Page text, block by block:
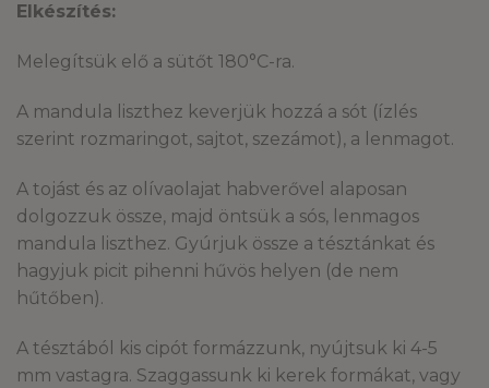
Elkészítés:
Melegítsük elő a sütőt 180°C-ra.
A mandula liszthez keverjük hozzá a sót (ízlés
szerint rozmaringot, sajtot, szezámot), a lenmagot.
A tojást és az olívaolajat habverővel alaposan
dolgozzuk össze, majd öntsük a sós, lenmagos
mandula liszthez. Gyúrjuk össze a tésztánkat és
hagyjuk picit pihenni hűvös helyen (de nem
hűtőben).
A tésztából kis cipót formázzunk, nyújtsuk ki 4-5
mm vastagra. Szaggassunk ki kerek formákat, vagy